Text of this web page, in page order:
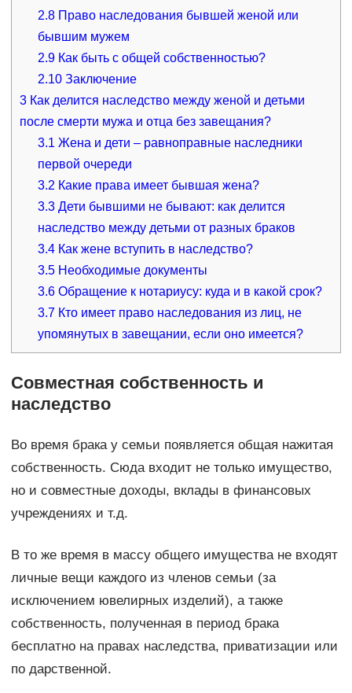
2.8 Право наследования бывшей женой или
бывшим мужем
2.9 Как быть с общей собственностью?
2.10 Заключение
3Как делится наследство между женой и детьми
после смерти мужа и отца без завещания?
3.1 Жена и дети – равноправные наследники
первой очереди
3.2 Какие права имеет бывшая жена?
3.3 Дети бывшими не бывают: как делится
наследство между детьми от разных браков
3.4 Как жене вступить в наследство?
3.5 Необходимые документы
3.6 Обращение к нотариусу: куда и в какой срок?
3.7 Кто имеет право наследования из лиц, не
упомянутых в завещании, если оно имеется?
Совместная собственность и
наследство
Во время брака у семьи появляется общая нажитая
собственность. Сюда входит не только имущество,
но и совместные доходы, вклады в финансовых
учреждениях и т.д.
В то же время в массу общего имущества не входят
личные вещи каждого из членов семьи (за
исключением ювелирных изделий), а также
собственность, полученная в период брака
бесплатно на правах наследства, приватизации или
по дарственной.